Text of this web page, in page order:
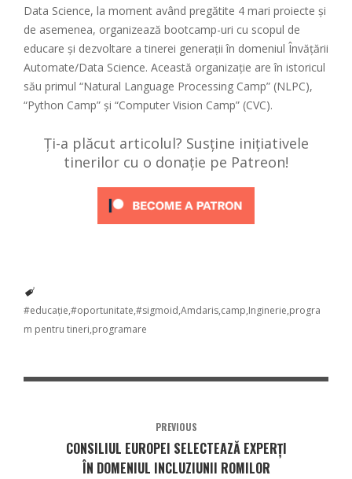
Data Science, la moment având pregătite 4 mari proiecte și
de asemenea, organizează bootcamp-uri cu scopul de
educare și dezvoltare a tinerei generații în domeniul Învățării
Automate/Data Science. Această organizație are în istoricul
său primul “Natural Language Processing Camp” (NLPC),
“Python Camp” și “Computer Vision Camp” (CVC).
Ți-a plăcut articolul? Susține inițiativele
tinerilor cu o donație pe Patreon!
#educație #oportunitate #sigmoid Amdaris camp Inginerie progra
m pentru tineri programare
PREVIOUS
CONSILIUL EUROPEI SELECTEAZĂ EXPERȚI
ÎN DOMENIUL INCLUZIUNII ROMILOR